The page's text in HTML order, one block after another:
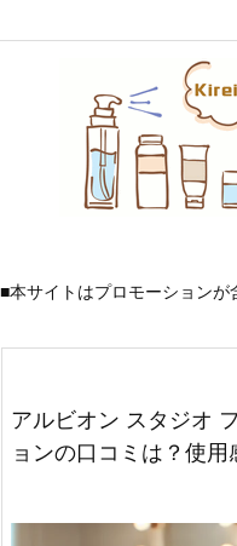
■本サイトはプロモーションが
アルビオン スタジオ
ョンの口コミは？使用